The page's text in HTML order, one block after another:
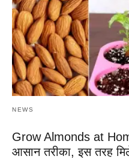
NEWS
Grow Almonds at
आसान तरीका, इस तरह